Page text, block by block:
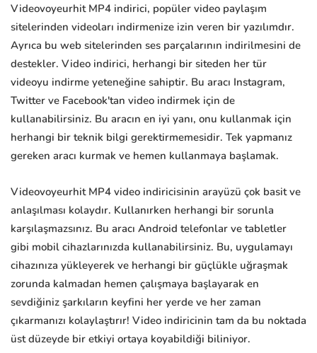
Videovoyeurhit MP4 indirici, popüler video paylaşım
sitelerinden videoları indirmenize izin veren bir yazılımdır.
Ayrıca bu web sitelerinden ses parçalarının indirilmesini de
destekler. Video indirici, herhangi bir siteden her tür
videoyu indirme yeteneğine sahiptir. Bu aracı Instagram,
Twitter ve Facebook'tan video indirmek için de
kullanabilirsiniz. Bu aracın en iyi yanı, onu kullanmak için
herhangi bir teknik bilgi gerektirmemesidir. Tek yapmanız
gereken aracı kurmak ve hemen kullanmaya başlamak.
Videovoyeurhit MP4 video indiricisinin arayüzü çok basit ve
anlaşılması kolaydır. Kullanırken herhangi bir sorunla
karşılaşmazsınız. Bu aracı Android telefonlar ve tabletler
gibi mobil cihazlarınızda kullanabilirsiniz. Bu, uygulamayı
cihazınıza yükleyerek ve herhangi bir güçlükle uğraşmak
zorunda kalmadan hemen çalışmaya başlayarak en
sevdiğiniz şarkıların keyfini her yerde ve her zaman
çıkarmanızı kolaylaştırır! Video indiricinin tam da bu noktada
üst düzeyde bir etkiyi ortaya koyabildiği biliniyor.